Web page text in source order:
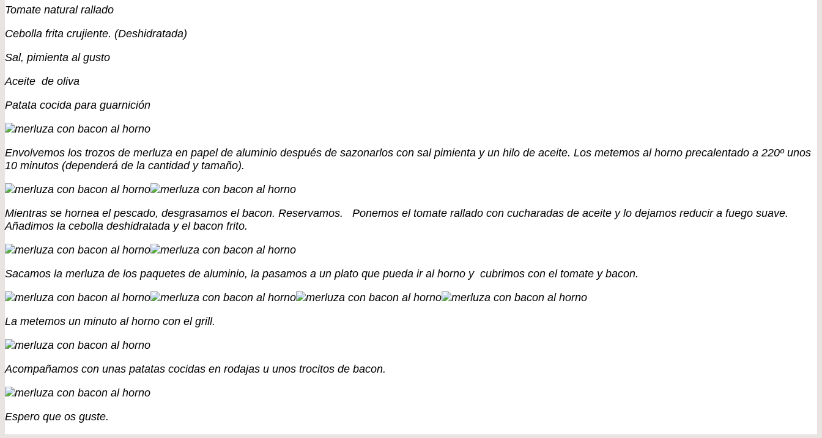
Tomate natural rallado
Cebolla frita crujiente. (Deshidratada)
Sal, pimienta al gusto
Aceite de oliva
Patata cocida para guarnición
Envolvemos los trozos de merluza en papel de aluminio después de sazonarlos con sal pimienta y un hilo de aceite. Los metemos al horno precalentado a 220º unos
10 minutos (dependerá de la cantidad y tamaño).
Mientras se hornea el pescado, desgrasamos el bacon. Reservamos. Ponemos el tomate rallado con cucharadas de aceite y lo dejamos reducir a fuego suave.
Añadimos la cebolla deshidratada y el bacon frito.
Sacamos la merluza de los paquetes de aluminio, la pasamos a un plato que pueda ir al horno y cubrimos con el tomate y bacon.
La metemos un minuto al horno con el grill.
Acompañamos con unas patatas cocidas en rodajas u unos trocitos de bacon.
Espero que os guste.